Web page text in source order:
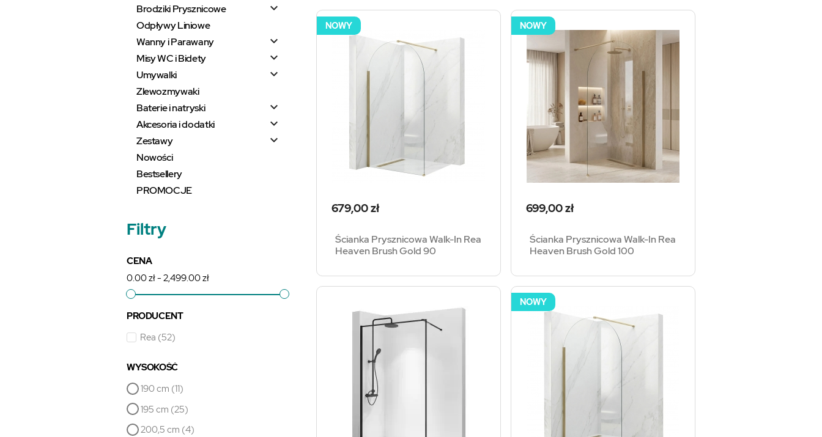
Brodziki Prysznicowe 
Odpływy Liniowe
Wanny i Parawany

Misy WC i Bidety 
Umywalki 
Zlewozmywaki
Baterie i natryski

Akcesoria i dodatki 
Zestawy 
Nowości
Bestsellery
PROMOCJE
Filtry
CENA
0.00 zł - 2,499.00 zł
PRODUCENT
Rea (52)
WYSOKOŚĆ
190 cm (11)
195 cm (25)
200,5 cm (4)
Cena
679,00 zł
Ścianka Prysznicowa Walk-In Rea
Heaven Brush Gold 90
NOWY
Cena
699,00 zł
Ścianka Prysznicowa Walk-In Rea
Heaven Brush Gold 100
NOWY
NOWY